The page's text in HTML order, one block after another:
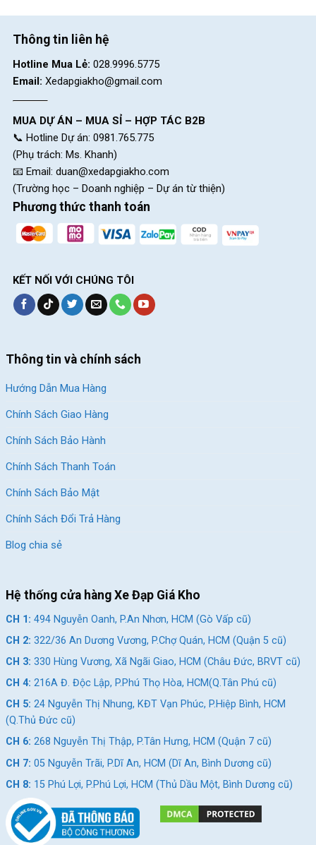
GTS100 – Khung Nhôm,
Shimano
5.590.000₫
6.100.000₫
FT700 Pro – Phanh Đĩa Cơ
Địa Chỉ Các Cửa Hàng Xe Đạp Giá Kho:
CH 1: 494 Nguyễn Oanh, P.An Nhơn, HCM (Gò Vấp cũ)
5 cũ)
CH 3:330 Hùng Vương, Xã Ngãi Giao, HCM (Châu Đức,
BRVT cũ)
cũ)
HCM (Q.Thủ Đức cũ)
CH 6:268 Nguyễn Thị Thập, P.Tân Hưng, HCM (Quận 7
cũ)
CH 8:15 Phú Lợi, P.Phú Lợi, HCM (Thủ Dầu Một, Bình
Dương cũ)
Thông tin liên hệ
Hotline Mua Lẻ: 028.9996.5775
Email: Xedapgiakho@gmail.com
MUA DỰ ÁN – MUA SỈ – HỢP TÁC B2B
📞 Hotline Dự án: 0981.765.775
(Phụ trách: Ms. Khanh)
📧 Email: duan@xedapgiakho.com
(Trường học – Doanh nghiệp – Dự án từ thiện)
Phương thức thanh toán
KẾT NỐI VỚI CHÚNG TÔI
Thông tin và chính sách
Hướng Dẫn Mua Hàng
Chính Sách Giao Hàng
Chính Sách Bảo Hành
Chính Sách Thanh Toán
Chính Sách Bảo Mật
Chính Sách Đổi Trả Hàng
Blog chia sẻ
Hệ thống cửa hàng Xe Đạp Giá Kho
CH 1: 494 Nguyễn Oanh, P.An Nhơn, HCM (Gò Vấp cũ)
CH 2: 322/36 An Dương Vương, P.Chợ Quán, HCM (Quận 5 cũ)
CH 3: 330 Hùng Vương, Xã Ngãi Giao, HCM (Châu Đức, BRVT cũ)
CH 4: 216A Đ. Độc Lập, P.Phú Thọ Hòa, HCM(Q.Tân Phú cũ)
CH 5: 24 Nguyễn Thị Nhung, KĐT Vạn Phúc, P.Hiệp Bình, HCM
(Q.Thủ Đức cũ)
CH 6: 268 Nguyễn Thị Thập, P.Tân Hưng, HCM (Quận 7 cũ)
CH 7: 05 Nguyễn Trãi, P.Dĩ An, HCM (Dĩ An, Bình Dương cũ)
CH 8: 15 Phú Lợi, P.Phú Lợi, HCM (Thủ Dầu Một, Bình Dương cũ)